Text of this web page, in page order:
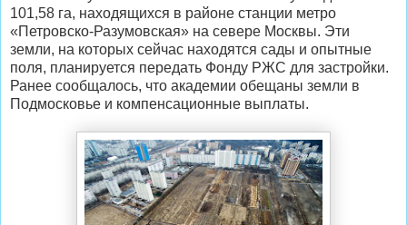
101,58 га, находящихся в районе станции метро
«Петровско-Разумовская» на севере Москвы. Эти
земли, на которых сейчас находятся сады и опытные
поля, планируется передать Фонду РЖС для застройки.
Ранее сообщалось, что академии обещаны земли в
Подмосковье и компенсационные выплаты.